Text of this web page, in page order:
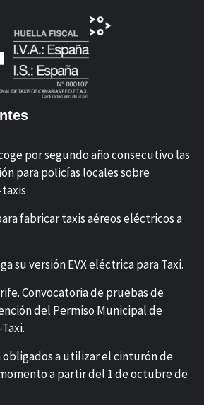
por segundo año consecutivo las
para policías locales sobre
fabricar taxis aéreos eléctricos a
su versión EVX eléctrica para Taxi.
Convocatoria de pruebas de
del Permiso Municipal de
obligados a utilizar el cinturón de
a partir del 1 de octubre de